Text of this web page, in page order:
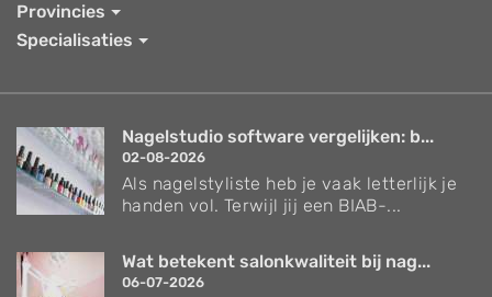
Provincies
Specialisaties
Nagelstudio software vergelijken: b...
02-08-2026
Als nagelstyliste heb je vaak letterlijk je
handen vol. Terwijl jij een BIAB-...
Wat betekent salonkwaliteit bij nag...
06-07-2026